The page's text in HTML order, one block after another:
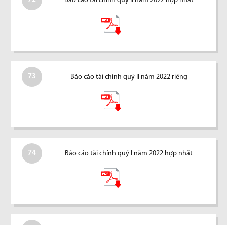
73 Báo cáo tài chính quý II năm 2022 riêng
74 Báo cáo tài chính quý I năm 2022 hợp nhất